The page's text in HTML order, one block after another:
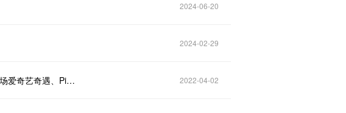
2024-06-20
2024-02-29
IDC：2021年全球AR/VR头显出货量同比增长92.1％ 国内市场爱奇艺奇遇、Pico领跑 2022-04-02